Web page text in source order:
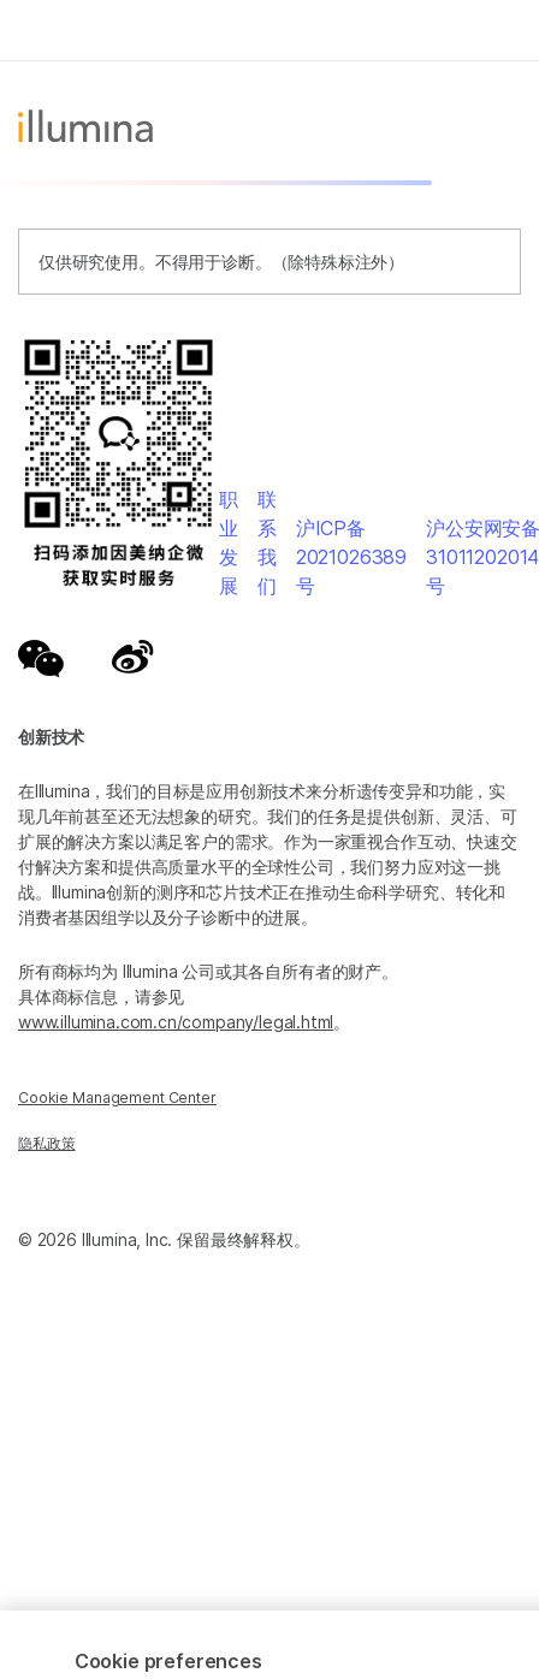
仅供研究使用。不得用于诊断。（除特殊标注外）
创新技术
在Illumina，我们的目标是应用创新技术来分析遗传变异和功能，实
现几年前甚至还无法想象的研究。我们的任务是提供创新、灵活、可
扩展的解决方案以满足客户的需求。作为一家重视合作互动、快速交
付解决方案和提供高质量水平的全球性公司，我们努力应对这一挑
战。Illumina创新的测序和芯片技术正在推动生命科学研究、转化和
消费者基因组学以及分子诊断中的进展。
所有商标均为 Illumina 公司或其各自所有者的财产。
具体商标信息，请参见
www.illumina.com.cn/company/legal.html。
Cookie Management Center
隐私政策
职
业
发
展
联
系
我
们
沪ICP备
2021026389
号
沪公安网安
号
© 2026 Illumina, Inc. 保留最终解释权。
Cookie preferences